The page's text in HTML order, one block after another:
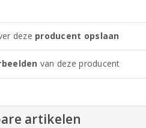
deze producent opslaan
van deze producent
artikelen